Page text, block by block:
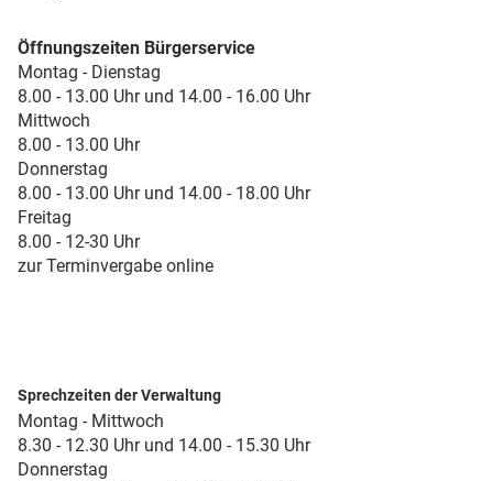
Öffnungszeiten Bürgerservice
Montag - Dienstag
8.00 - 13.00 Uhr und 14.00 - 16.00 Uhr
Mittwoch
8.00 - 13.00 Uhr
Donnerstag
8.00 - 13.00 Uhr und 14.00 - 18.00 Uhr
Freitag
8.00 - 12-30 Uhr
zur Terminvergabe online
Sprechzeiten der Verwaltung
Montag - Mittwoch
8.30 - 12.30 Uhr und 14.00 - 15.30 Uhr
Donnerstag